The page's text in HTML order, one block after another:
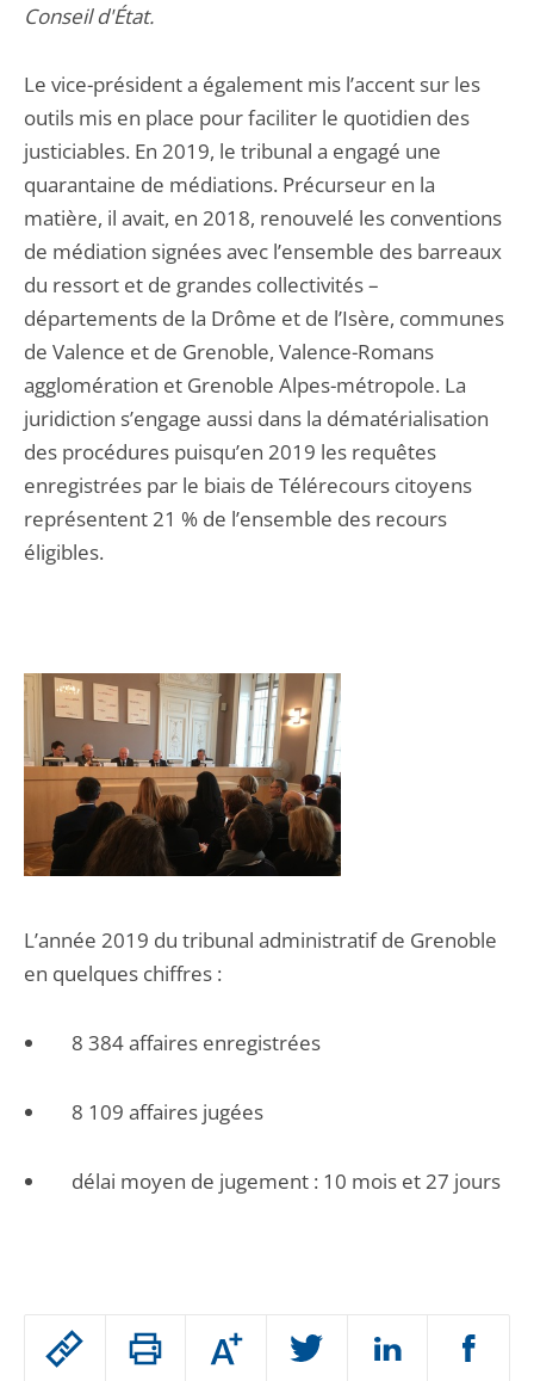
Passer
Augmenter
ou
Conseil d'État.
Le vice-président a également mis l’accent sur les
outils mis en place pour faciliter le quotidien des
justiciables. En 2019, le tribunal a engagé une
quarantaine de médiations. Précurseur en la
matière, il avait, en 2018, renouvelé les conventions
de médiation signées avec l’ensemble des barreaux
du ressort et de grandes collectivités –
départements de la Drôme et de l’Isère, communes
de Valence et de Grenoble, Valence-Romans
agglomération et Grenoble Alpes-métropole. La
juridiction s’engage aussi dans la dématérialisation
des procédures puisqu’en 2019 les requêtes
enregistrées par le biais de Télérecours citoyens
représentent 21 % de l’ensemble des recours
éligibles.
L’année 2019 du tribunal administratif de Grenoble
en quelques chiffres :
8 384 affaires enregistrées
8 109 affaires jugées
délai moyen de jugement : 10 mois et 27 jours